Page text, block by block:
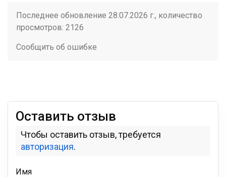
Последнее обновление 28.07.2026 г., количество
просмотров: 2126
Сообщить об ошибке
Оставить отзыв
Чтобы оставить отзыв, требуется
авторизация.
Имя